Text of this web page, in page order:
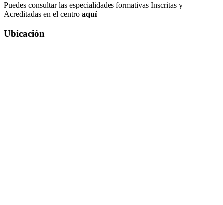
Puedes consultar las especialidades formativas Inscritas y
Acreditadas en el centro aquí
Ubicación